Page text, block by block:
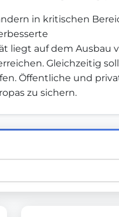
thousands of EU
in kritischen
liegt auf dem Ausbau
Gleichzeitig
Öffentliche und
zu sichern.